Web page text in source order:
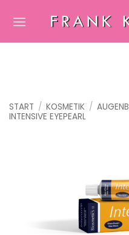
Inhalt
START / KOSMETIK /
INTENSIVE EYEPEARL